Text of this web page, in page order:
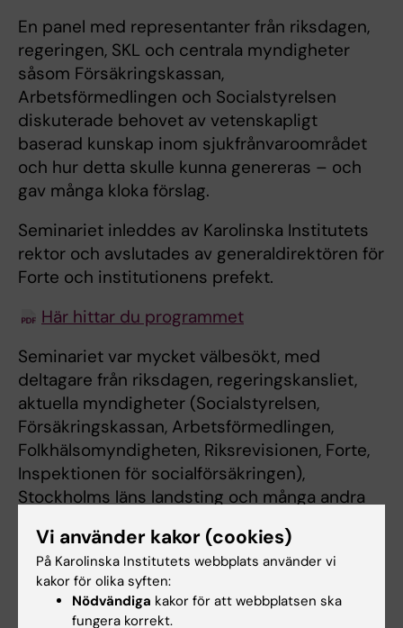
En panel med representanter från riksdagen,
regeringen, SKL och centrala myndigheter
såsom Försäkringskassan,
Arbetsförmedlingen och Socialstyrelsen
diskuterade behovet av vetenskapligt
baserad kunskap inom sjukfrånvaroområdet
och hur detta skulle kunna genereras – och
gav många kloka förslag.
Seminariet inleddes av Karolinska Institutets
rektor och avslutades av generaldirektören för
Forte och institutionens prefekt.
Här hittar du programmet
Seminariet var mycket välbesökt, med
deltagare från riksdagen, regeringskansliet,
aktuella myndigheter (Socialstyrelsen,
Försäkringskassan, Arbetsförmedlingen,
Folkhälsomyndigheten, Riksrevisionen, Forte,
Inspektionen för socialförsäkringen),
Stockholms läns landsting och många andra
Landsting (SKL), Inera, Svenskt näringsliv,
försäkringsbolag (AFA försäkring, Folksam,
Skandia, Alecta, Mavera), fackförbund
(läkarförbundet, Kommunal, TCO),
Vi använder kakor (cookies)
På Karolinska Institutets webbplats använder vi
kakor för olika syften:
Nödvändiga kakor för att webbplatsen ska
fungera korrekt.